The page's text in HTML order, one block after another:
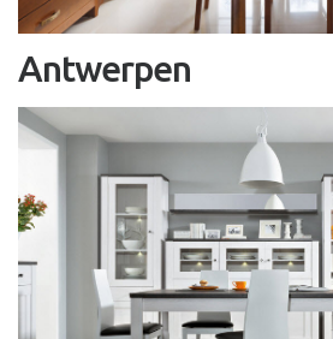
Antwerpen